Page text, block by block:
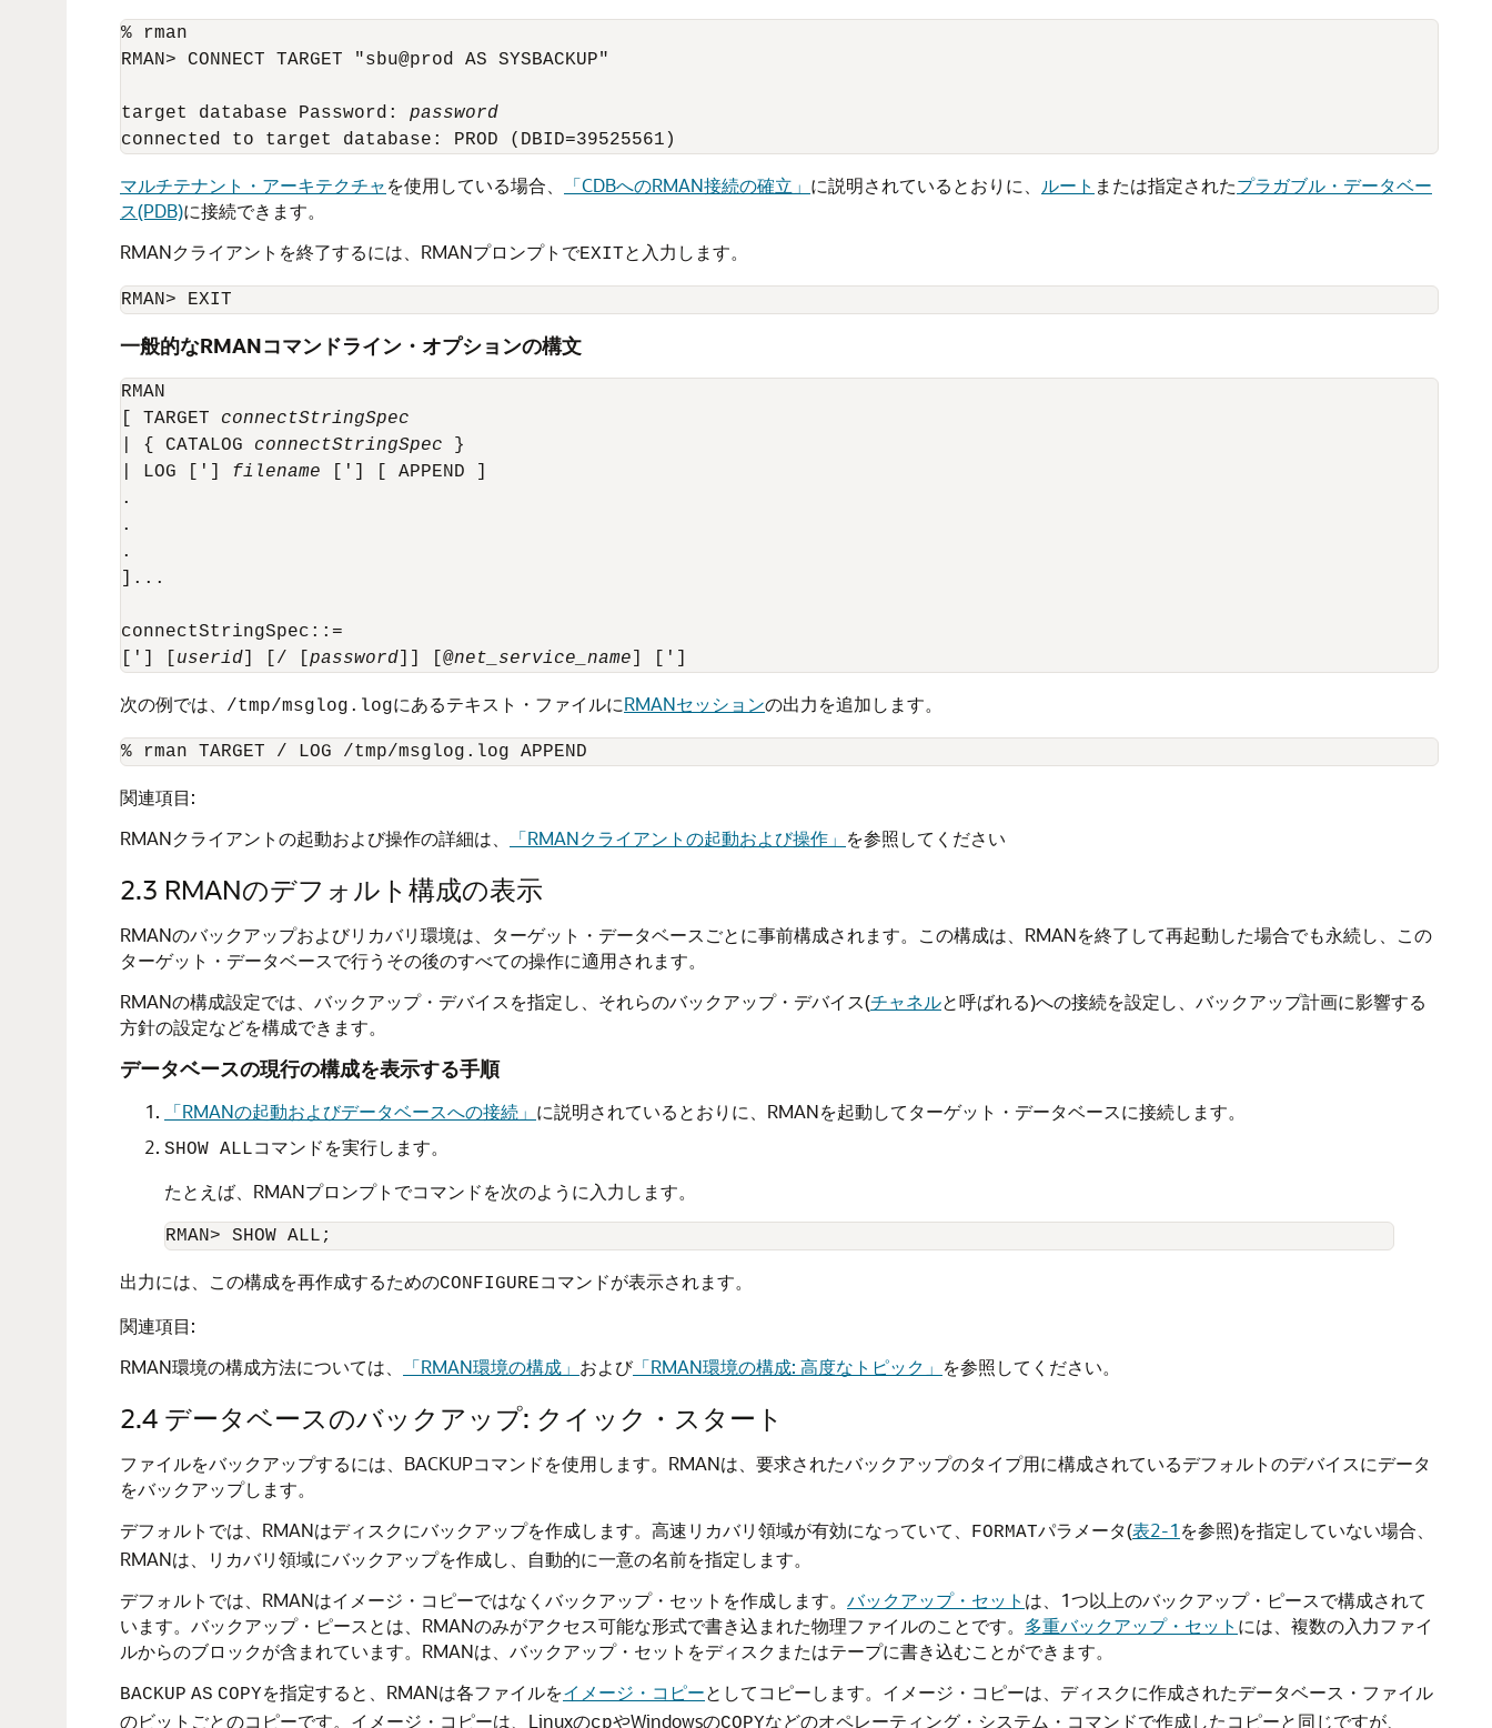
% rman
RMAN> CONNECT TARGET "sbu@prod AS SYSBACKUP"
target database Password: password
マルチテナント・アーキテクチャを使用している場合、 「CDBへのRMAN接続の確立」 に説明されているとおりに、 ルート または指定されたプラガブル・データベー
ス(PDB)に接続できます。
RMANクライアントを終了するには、RMANプロンプトでEXITと入力します。
RMAN> EXIT
一般的なRMANコマンドライン・オプションの構文
RMAN
[ TARGET connectStringSpec
| { CATALOG connectStringSpec }
| LOG ['] filename ['] [ APPEND ]
.
.
.
]...
connectStringSpec::=
['] [ userid ] [/ [ password ]] [@net_service_name
次の例では、 /tmp/msglog.logにあるテキスト・ファイルにRMANセッションの出力を追加します。
% rman TARGET / LOG /tmp/msglog.log APPEND
関連項目:
RMANクライアントの起動および操作の詳細は、
「RMANクライアントの起動および操作」 を参照してください
2.3 RMANのデフォルト構成の表示
RMANのバックアップおよびリカバリ環境は、ターゲット・データベースごとに事前構成されます。この構成は、RMANを終了して再起動した場合でも永続し、この
ターゲット・データベースで行うその後のすべての操作に適用されます。
RMANの構成設定では、バックアップ・デバイスを指定し、それらのバックアップ・デバイス(チャネルと呼ばれる)への接続を設定し、バックアップ計画に影響する
方針の設定などを構成できます。
データベースの現行の構成を表示する手順
「RMANの起動およびデータベースへの接続」 に説明されているとおりに、RMANを起動してターゲット・データベースに接続します。
SHOW ALLコマンドを実行します。
たとえば、RMANプロンプトでコマンドを次のように入力します。
出力には、この構成を再作成するためのCONFIGUREコマンドが表示されます。
関連項目:
RMAN環境の構成方法については、
「RMAN環境の構成」 および「RMAN環境の構成: 高度なトピック」 を参照してください。
2.4 データベースのバックアップ: クイック・スタート
ファイルをバックアップするには、BACKUPコマンドを使用します。RMANは、要求されたバックアップのタイプ用に構成されているデフォルトのデバイスにデータ
をバックアップします。
デフォルトでは、RMANはディスクにバックアップを作成します。高速リカバリ領域が有効になっていて、
FORMATパラメータ(表2-1 を参照)を指定していない場合、
RMANは、リカバリ領域にバックアップを作成し、自動的に一意の名前を指定します。
デフォルトでは、RMANはイメージ・コピーではなくバックアップ・セットを作成します。 バックアップ・セット は、1つ以上のバックアップ・ピースで構成されて
います。バックアップ・ピースとは、RMANのみがアクセス可能な形式で書き込まれた物理ファイルのことです。 多重バックアップ・セット には、複数の入力ファイ
ルからのブロックが含まれています。RMANは、バックアップ・セットをディスクまたはテープに書き込むことができます。
BACKUP AS COPYを指定すると、RMANは各ファイルをイメージ・コピーとしてコピーします。イメージ・コピーは、ディスクに作成されたデータベース・ファイル
のビットごとのコピーです。イメージ・コピーは、LinuxのcpやWindowsのCOPYなどのオペレーティング・システム・コマンドで作成したコピーと同じですが、